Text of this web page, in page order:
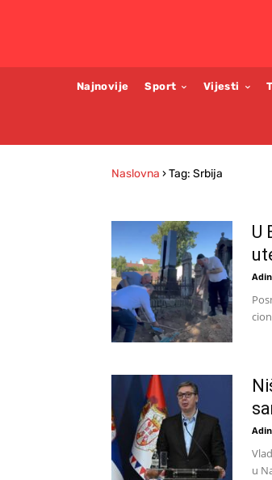
Najnovije Sport Vijesti
Naslovna ›Tag: Srbija
U
u